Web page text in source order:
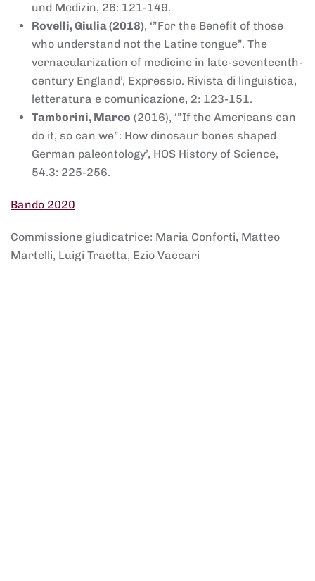
und Medizin, 26: 121-149.
Rovelli, Giulia (2018), ‘”For the Benefit of those
who understand not the Latine tongue”. The
vernacularization of medicine in late-seventeenth-
century England’, Expressio. Rivista di linguistica,
letteratura e comunicazione, 2: 123-151.
Tamborini, Marco (2016), ‘”If the Americans can
do it, so can we”: How dinosaur bones shaped
German paleontology’, HOS History of Science,
54.3: 225-256.
Bando 2020
Commissione giudicatrice: Maria Conforti, Matteo
Martelli, Luigi Traetta, Ezio Vaccari